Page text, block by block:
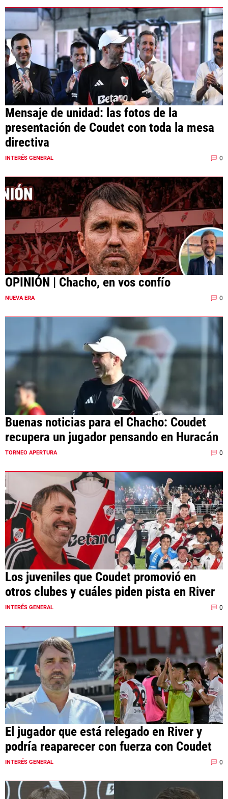
Mensaje de unidad: las fotos de la
presentación de Coudet con toda la mesa
directiva
INTERÉS GENERAL 0
OPINIÓN | Chacho, en vos confío
NUEVA ERA 0
Buenas noticias para el Chacho: Coudet
recupera un jugador pensando en Huracán
TORNEO APERTURA 0
Los juveniles que Coudet promovió en
otros clubes y cuáles piden pista en River
INTERÉS GENERAL 0
El jugador que está relegado en River y
podría reaparecer con fuerza con Coudet
INTERÉS GENERAL 0